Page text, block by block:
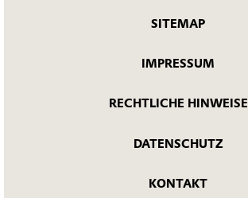
SITEMAP
IMPRESSUM
RECHTLICHE HINWEISE
DATENSCHUTZ
KONTAKT